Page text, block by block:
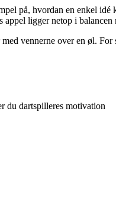
på, hvordan en enkel
ligger netop i
vennerne over en øl.
du dartspilleres motivation